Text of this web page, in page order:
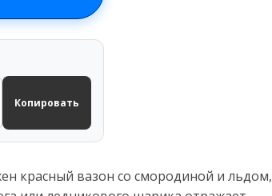
Копировать
красный вазон со смородиной и льдом,